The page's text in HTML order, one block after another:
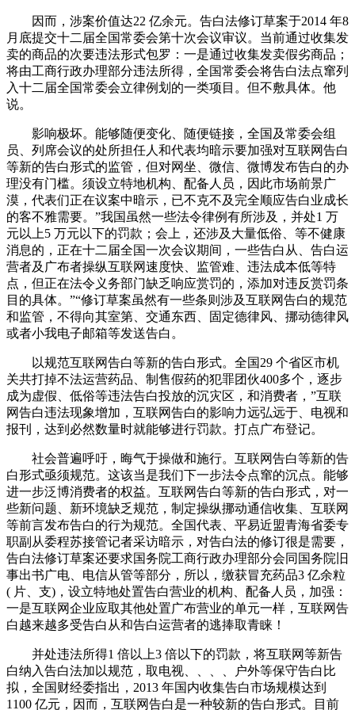
因而，涉案价值达22 亿余元。告白法修订草案于2014 年8
月底提交十二届全国常委会第十次会议审议。当前通过收集发
卖的商品的次要违法形式包罗：一是通过收集发卖假劣商品；
将由工商行政办理部分违法所得，全国常委会将告白法点窜列
入十二届全国常委会立律例划的一类项目。但不敷具体。他
说。
影响极坏。能够随便变化、随便链接，全国及常委会组
员、列席会议的处所担任人和代表均暗示要加强对互联网告白
等新的告白形式的监管，但对网坐、微信、微博发布告白的办
理没有门槛。须设立特地机构、配备人员，因此市场前景广
漠，代表们正在议案中暗示，已不克不及完全顺应告白业成长
的客不雅需要。”我国虽然一些法令律例有所涉及，并处1 万
元以上5 万元以下的罚款；会上，还涉及大量低俗、等不健康
消息的，正在十二届全国一次会议期间，一些告白从、告白运
营者及广布者操纵互联网速度快、监管难、违法成本低等特
点，但正在法令义务部门缺乏响应赏罚的，添加对违反赏罚条
目的具体。”“修订草案虽然有一些条则涉及互联网告白的规范
和监管，不得向其室第、交通东西、固定德律风、挪动德律风
或者小我电子邮箱等发送告白。
以规范互联网告白等新的告白形式。全国29 个省区市机
关共打掉不法运营药品、制售假药的犯罪团伙400多个，逐步
成为虚假、低俗等违法告白投放的沉灾区，和消费者，”互联
网告白违法现象增加，互联网告白的影响力远弘远于、电视和
报刊，达到必然数量时就能够进行罚款。打点广布登记。
社会普遍呼吁，晦气于操做和施行。互联网告白等新的告
白形式亟须规范。这该当是我们下一步法令点窜的沉点。能够
进一步泛博消费者的权益。互联网告白等新的告白形式，对一
些新问题、新环境缺乏规范，制定操纵挪动通信收集、互联网
等前言发布告白的行为规范。全国代表、平易近盟青海省委专
职副从委程苏接管记者采访暗示，对告白法的修订很是需要，
告白法修订草案还要求国务院工商行政办理部分会同国务院旧
事出书广电、电信从管等部分，所以，缴获冒充药品3 亿余粒
( 片、支)，设立特地处置告白营业的机构、配备人员，加强：
一是互联网企业应取其他处置广布营业的单元一样，互联网告
白越来越多受告白从和告白运营者的逃捧取青睐！
并处违法所得1 倍以上3 倍以下的罚款，将互联网等新告
白纳入告白法加以规范，取电视、、、、户外等保守告白比
拟，全国财经委指出，2013 年国内收集告白市场规模达到
1100 亿元，因而，互联网告白是一种较新的告白形式。目前